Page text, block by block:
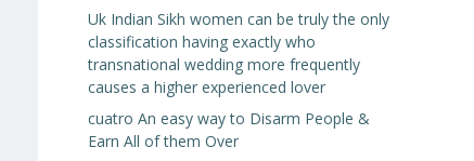
Uk Indian Sikh women can be truly the only
classification having exactly who
transnational wedding more frequently
causes a higher experienced lover
cuatro An easy way to Disarm People &
Earn All of them Over